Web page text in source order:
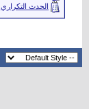
الحدث التكراري